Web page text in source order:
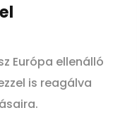
Európa ellenálló
is reagálva